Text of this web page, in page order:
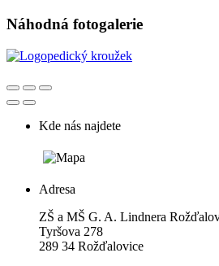
Náhodná fotogalerie
Kde nás najdete
Adresa
ZŠ a MŠ G. A. Lindnera
Tyršova 278
289 34 Rožďalovice